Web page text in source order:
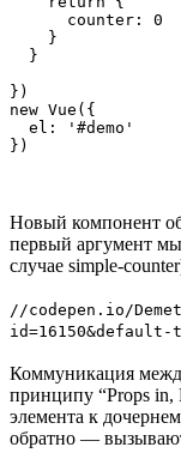
      counter: 0
    }
  }
})
new Vue({
  el: '#demo'
})
Новый компонент
первый аргумент
случае simple-
//codepen.io/
Коммуникация
принципу “Props in,
элемента к
обратно —